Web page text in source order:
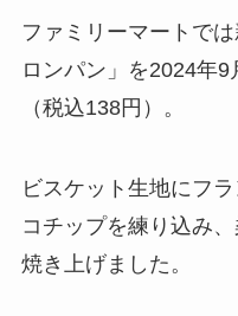
ファミリーマートで
ロンパン」を2024年
（税込138円）。
ビスケット生地にフ
コチップを練り込み
焼き上げました。